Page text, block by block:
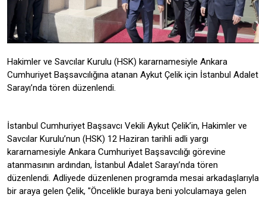
Hakimler ve Savcılar Kurulu (HSK) kararnamesiyle Ankara
Cumhuriyet Başsavcılığına atanan Aykut Çelik için İstanbul Adalet
Sarayı’nda tören düzenlendi.
İstanbul Cumhuriyet Başsavcı Vekili Aykut Çelik’in, Hakimler ve
Savcılar Kurulu’nun (HSK) 12 Haziran tarihli adli yargı
kararnamesiyle Ankara Cumhuriyet Başsavcılığı görevine
atanmasının ardından, İstanbul Adalet Sarayı’nda tören
düzenlendi. Adliyede düzenlenen programda mesai arkadaşlarıyla
bir araya gelen Çelik, "Öncelikle buraya beni yolculamaya gelen